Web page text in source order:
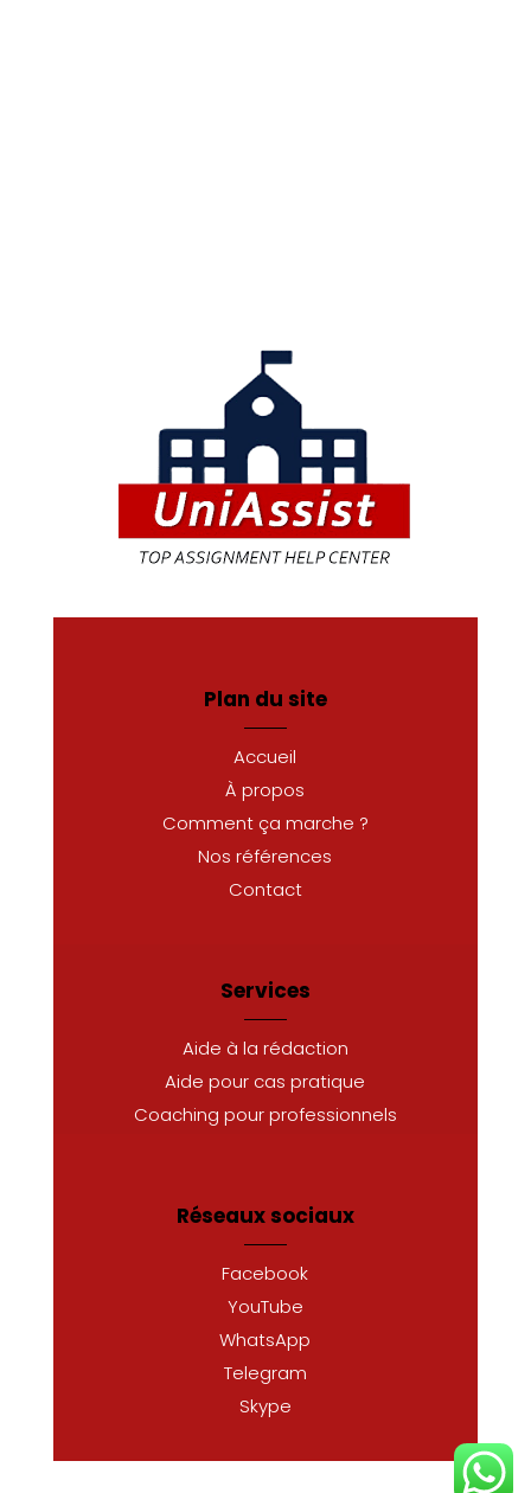
Plan du site
Accueil
À propos
Comment ça marche ?
Nos références
Contact
Services
Aide à la rédaction
Aide pour cas pratique
Coaching pour professionnels
Réseaux sociaux
Facebook
YouTube
WhatsApp
Telegram
Skype